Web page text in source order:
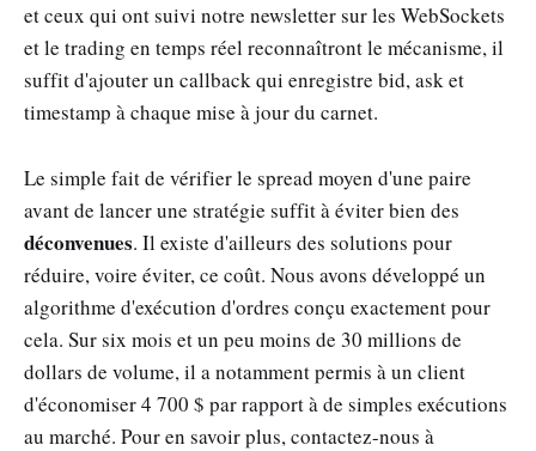
et ceux qui ont suivi notre newsletter sur les WebSockets
et le trading en temps réel reconnaîtront le mécanisme, il
suffit d'ajouter un callback qui enregistre bid, ask et
timestamp à chaque mise à jour du carnet.
Le simple fait de vérifier le spread moyen d'une paire
avant de lancer une stratégie suffit à éviter bien des
déconvenues. Il existe d'ailleurs des solutions pour
réduire, voire éviter, ce coût. Nous avons développé un
algorithme d'exécution d'ordres conçu exactement pour
cela. Sur six mois et un peu moins de 30 millions de
dollars de volume, il a notamment permis à un client
d'économiser 4 700 $ par rapport à de simples exécutions
au marché. Pour en savoir plus, contactez-nous à